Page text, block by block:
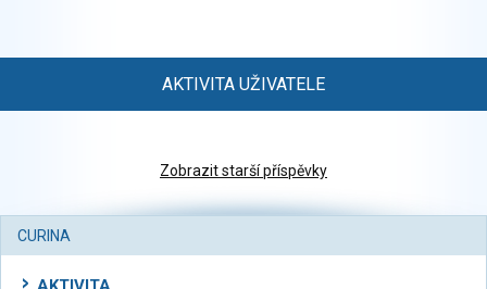
AKTIVITA UŽIVATELE
Zobrazit starší příspěvky
CURINA